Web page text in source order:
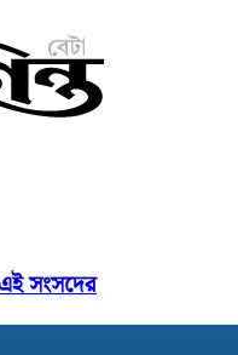
এই সংসদের